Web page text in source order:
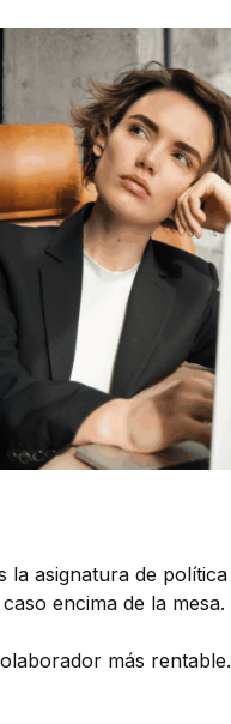
la asignatura de
encima de la mesa.
más rentable.